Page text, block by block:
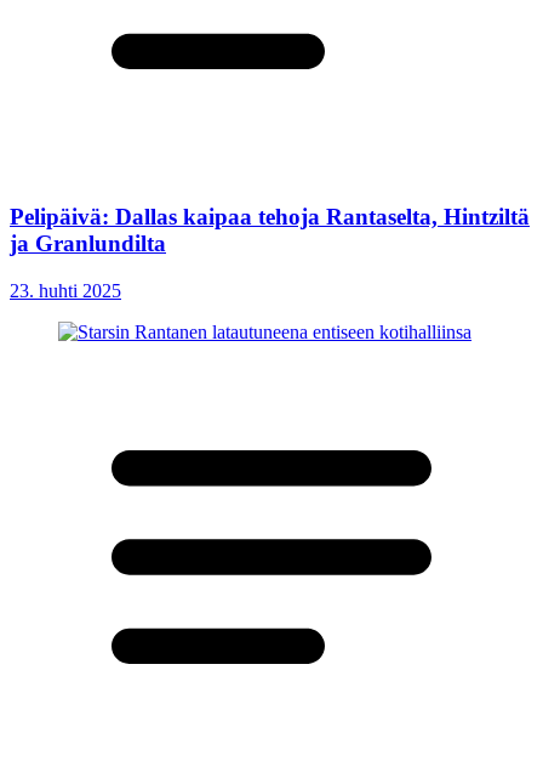
Pelipäivä: Dallas kaipaa tehoja Rantaselta, Hintziltä
ja Granlundilta
23. huhti 2025